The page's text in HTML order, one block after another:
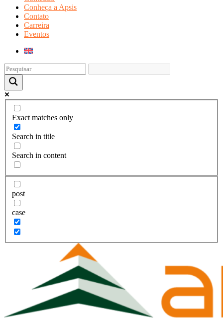
Conheça a Apsis
Contato
Carreira
Eventos
Exact matches only
Search in title
Search in content
post
case